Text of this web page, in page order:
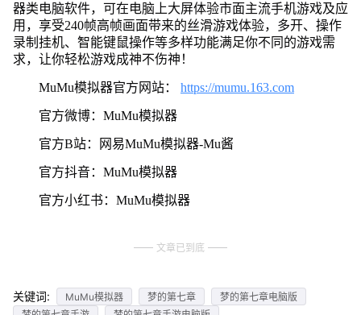
器类电脑软件，可在电脑上大屏体验市面主流手机游戏及应
用，享受240帧高帧画面带来的丝滑游戏体验，多开、操作
录制挂机、智能键鼠操作等多样功能满足你不同的游戏需
求，让你轻松游戏成神不伤神！
MuMu模拟器官方网站： https://mumu.163.com
官方微博：MuMu模拟器
官方B站：网易MuMu模拟器-Mu酱
官方抖音：MuMu模拟器
官方小红书：MuMu模拟器
文章已到底
关键词: MuMu模拟器 梦的第七章
梦的第七章电脑版